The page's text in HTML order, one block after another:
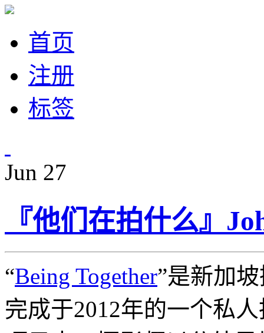
首页
注册
标签
Jun 27
『他们在拍什么』
“Being Together”是新加
完成于2012年的一个私